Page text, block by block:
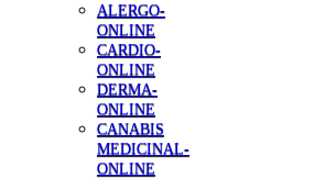
ALERGO-
ONLINE
CARDIO-
ONLINE
DERMA-
ONLINE
CANABIS
MEDICINAL-
ONLINE